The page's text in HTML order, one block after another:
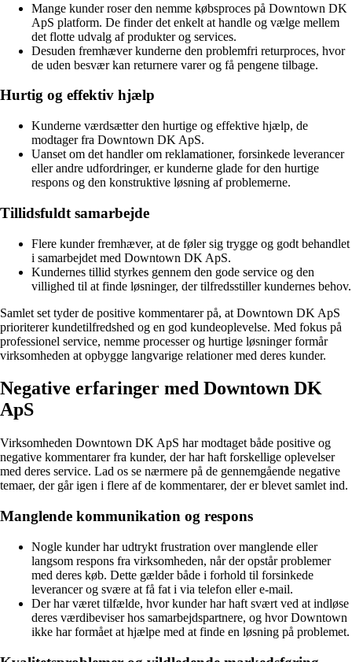
Mange kunder roser den nemme købsproces på Downtown DK
ApS platform. De finder det enkelt at handle og vælge mellem
det flotte udvalg af produkter og services.
Desuden fremhæver kunderne den problemfri returproces, hvor
de uden besvær kan returnere varer og få pengene tilbage.
Hurtig og effektiv hjælp
Kunderne værdsætter den hurtige og effektive hjælp, de
modtager fra Downtown DK ApS.
Uanset om det handler om reklamationer, forsinkede leverancer
eller andre udfordringer, er kunderne glade for den hurtige
respons og den konstruktive løsning af problemerne.
Tillidsfuldt samarbejde
Flere kunder fremhæver, at de føler sig trygge og godt behandlet
i samarbejdet med Downtown DK ApS.
Kundernes tillid styrkes gennem den gode service og den
villighed til at finde løsninger, der tilfredsstiller kundernes behov.
Samlet set tyder de positive kommentarer på, at Downtown DK ApS
prioriterer kundetilfredshed og en god kundeoplevelse. Med fokus på
professionel service, nemme processer og hurtige løsninger formår
virksomheden at opbygge langvarige relationer med deres kunder.
Negative erfaringer med Downtown DK
ApS
Virksomheden Downtown DK ApS har modtaget både positive og
negative kommentarer fra kunder, der har haft forskellige oplevelser
med deres service. Lad os se nærmere på de gennemgående negative
temaer, der går igen i flere af de kommentarer, der er blevet samlet ind.
Manglende kommunikation og respons
Nogle kunder har udtrykt frustration over manglende eller
langsom respons fra virksomheden, når der opstår problemer
med deres køb. Dette gælder både i forhold til forsinkede
leverancer og svære at få fat i via telefon eller e-mail.
Der har været tilfælde, hvor kunder har haft svært ved at indløse
deres værdibeviser hos samarbejdspartnere, og hvor Downtown
ikke har formået at hjælpe med at finde en løsning på problemet.